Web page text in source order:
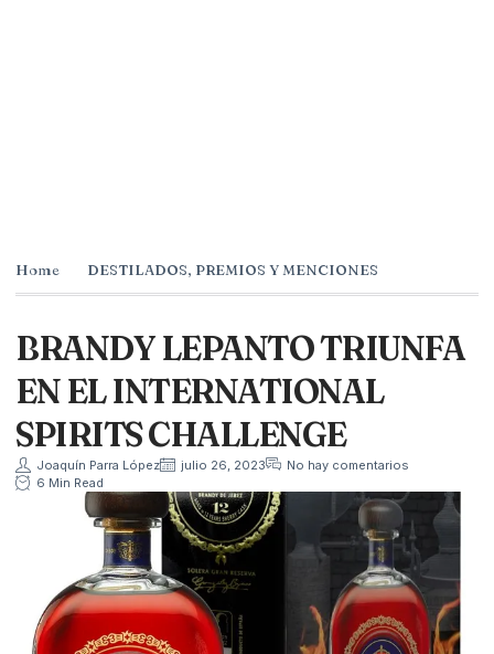
Home DESTILADOS, PREMIOS Y MENCIONES
BRANDY LEPANTO TRIUNFA
EN EL INTERNATIONAL
SPIRITS CHALLENGE
Joaquín Parra López julio 26, 2023
No hay comentarios
6 Min Read